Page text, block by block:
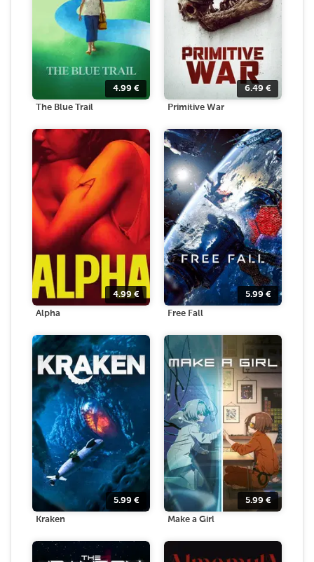
4.99 €
The Blue Trail
6.49 €
Primitive War
4.99 €
Alpha
5.99 €
Free Fall
5.99 €
Kraken
5.99 €
Make a Girl